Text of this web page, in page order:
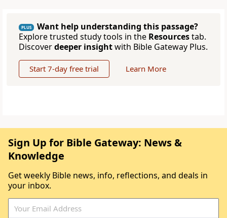
PLUS
Want help understanding this passage?
Explore trusted study tools in the Resourcestab.
Discoverdeeper insightwith Bible Gateway Plus.
Start 7-day free trial Learn More
Sign Up for Bible Gateway: News &
Knowledge
Get weekly Bible news, info, reflections, and deals in
your inbox.